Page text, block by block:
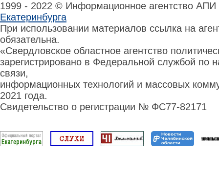
1999 - 2022 © Информационное агентство
Екатеринбурга
При использовании материалов ссылка на
обязательна.
«Свердловское областное агентство
зарегистрировано в Федеральной службой по
связи,
информационных технологий и массовых
2021 года.
Свидетельство о регистрации № ФС77-82171